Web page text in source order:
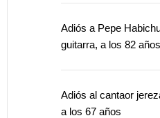
Adiós a Pepe
guitarra, a los 82 años
Adiós al cantaor
a los 67 años